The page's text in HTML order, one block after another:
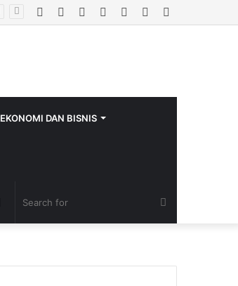
Random
Log
Instagram
YouTube
Twitter
Facebook
EKONOMI DAN BISNIS
Search
Random